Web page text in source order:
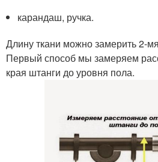
карандаш, ручка.
Длину ткани можно замерить 2-
Первый способ мы замеряем
края штанги до уровня пола.